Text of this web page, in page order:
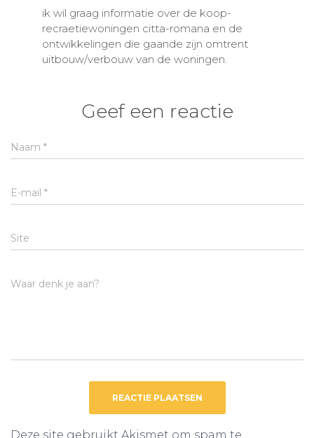
ik wil graag informatie over de koop-
recraetiewoningen citta-romana en de
ontwikkelingen die gaande zijn omtrent
uitbouw/verbouw van de woningen.
Geef een reactie
Naam *
E-mail *
Site
Waar denk je aan?
Deze site gebruikt Akismet om spam te